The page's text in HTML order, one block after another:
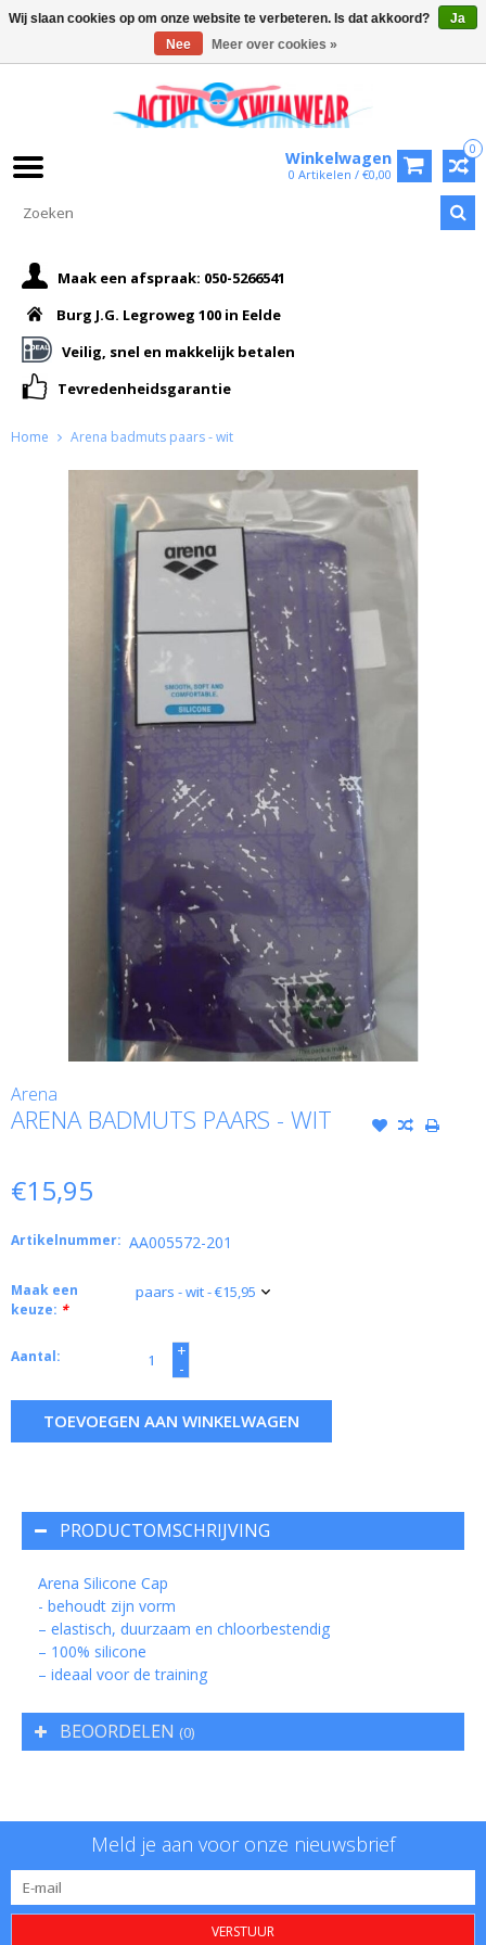
0
Winkelwagen
0 Artikelen / €0,00
Maak een afspraak: 050-5266541
Burg J.G. Legroweg 100 in Eelde
Veilig, snel en makkelijk betalen
Tevredenheidsgarantie
Home Arena badmuts paars - wit
Arena
ARENA BADMUTS PAARS - WIT
€15,95
Artikelnummer: AA005572-201
Maak een
keuze: *
Aantal:
+
-
TOEVOEGEN AAN WINKELWAGEN
PRODUCTOMSCHRIJVING
Arena Silicone Cap
- behoudt zijn vorm
– elastisch, duurzaam en chloorbestendig
– 100% silicone
– ideaal voor de training
BEOORDELEN (0)
Meld je aan voor onze nieuwsbrief
VERSTUUR
Wij slaan cookies op om onze website te verbeteren. Is dat akkoord?
Ja
Nee
Meer over cookies »